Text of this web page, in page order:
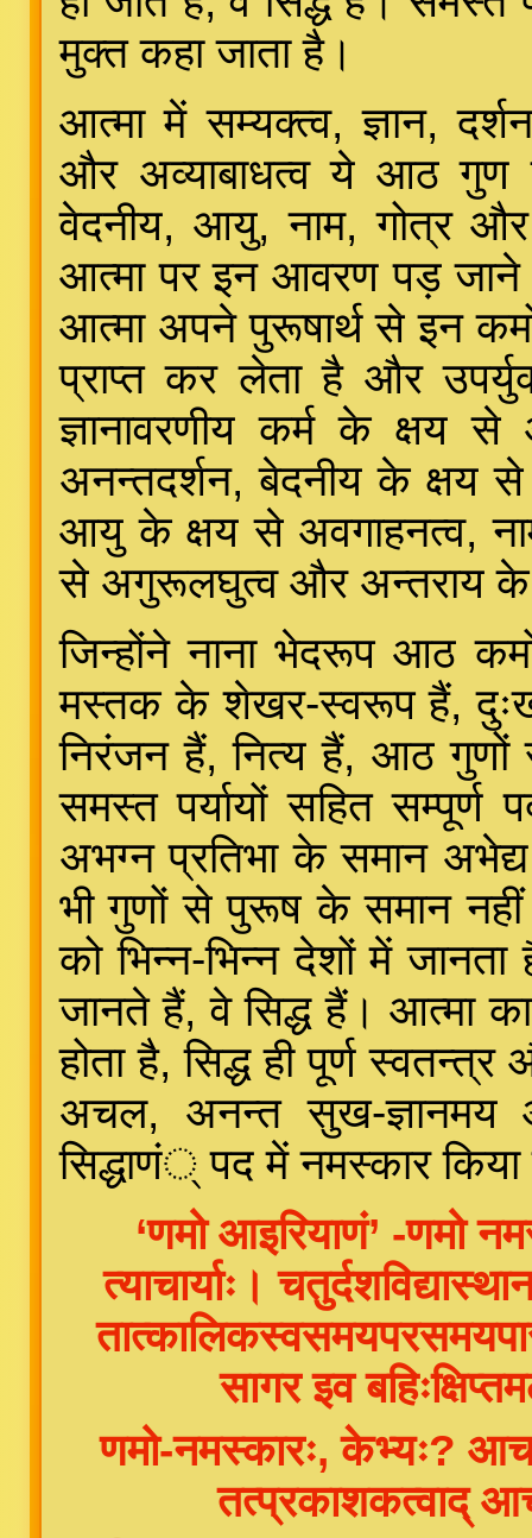
मुक्त कहा जाता है।
आत्मा में सम्यक्त्व, ज्ञान,
और अव्याबाधत्व ये आठ गुण
वेदनीय, आयु, नाम, गोत्र
आत्मा पर इन आवरण पड़
आत्मा अपने पुरूषार्थ से इन
प्राप्त कर लेता है और
ज्ञानावरणीय कर्म के क्षय
अनन्तदर्शन, बेदनीय के क्षय से
आयु के क्षय से अवगाहनत्व,
से अगुरूलघुत्व और अन्तराय के
जिन्होंने नाना भेदरूप आठ
मस्तक के शेखर-स्वरूप हैं,
निरंजन हैं, नित्य हैं, आठ गुणों
समस्त पर्यायों सहित सम्पूर्ण
अभग्न प्रतिभा के समान
भी गुणों से पुरूष के समान नहीं
को भिन्न-भिन्न देशों में
जानते हैं, वे सिद्ध हैं। आत्मा
होता है, सिद्ध ही पूर्ण
अचल, अनन्त सुख-ज्ञानमय
सिद्धाणं् पद में नमस्कार किया
‘णमो आइरियाणं’ -णमो
त्याचार्याः।
सागर इव
णमो-नमस्कारः, केभ्यः?
तत्प्रकाशकत्वाद्